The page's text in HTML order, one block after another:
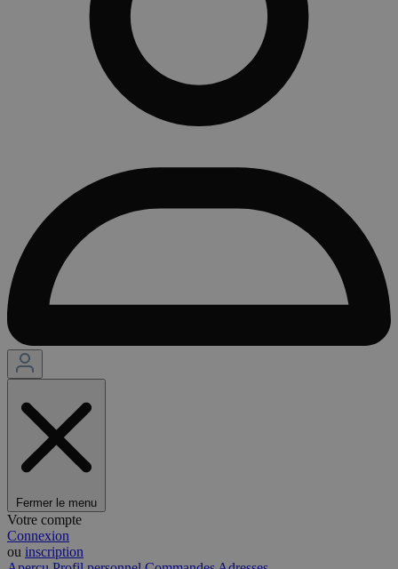
Fermer le menu
Votre compte
Connexion
ou inscription